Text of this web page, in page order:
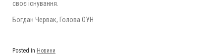
своє існування.
Богдан Червак, Голова ОУН
Posted in Новини